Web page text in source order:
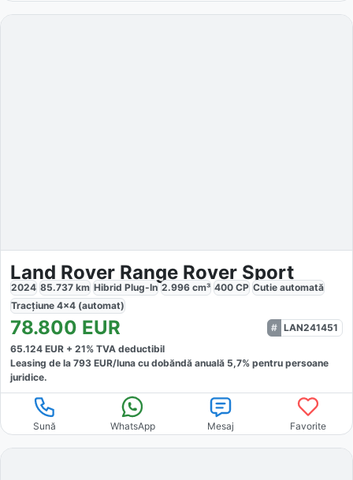
Land Rover Range Rover Sport
2024 85.737 km Hibrid Plug-In 2.996 cm³ 400 CP Cutie automată
Tracțiune 4x4 (automat)
78.800 EUR
LAN241451
65.124 EUR + 21% TVA deductibil
Leasing de la 793 EUR/luna cu dobăndă anuală 5,7% pentru persoane
juridice.
Sună WhatsApp Mesaj Favorite